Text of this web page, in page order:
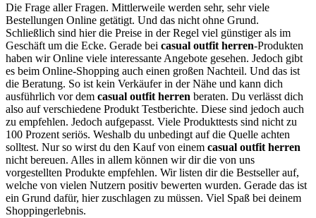
Die Frage aller Fragen. Mittlerweile werden sehr, sehr viele
Bestellungen Online getätigt. Und das nicht ohne Grund.
Schließlich sind hier die Preise in der Regel viel günstiger als im
Geschäft um die Ecke. Gerade bei casual outfit herren-Produkten
haben wir Online viele interessante Angebote gesehen. Jedoch gibt
es beim Online-Shopping auch einen großen Nachteil. Und das ist
die Beratung. So ist kein Verkäufer in der Nähe und kann dich
ausführlich vor dem casual outfit herren beraten. Du verlässt dich
also auf verschiedene Produkt Testberichte. Diese sind jedoch auch
zu empfehlen. Jedoch aufgepasst. Viele Produkttests sind nicht zu
100 Prozent seriös. Weshalb du unbedingt auf die Quelle achten
solltest. Nur so wirst du den Kauf von einem casual outfit herren
nicht bereuen. Alles in allem können wir dir die von uns
vorgestellten Produkte empfehlen. Wir listen dir die Bestseller auf,
welche von vielen Nutzern positiv bewerten wurden. Gerade das ist
ein Grund dafür, hier zuschlagen zu müssen. Viel Spaß bei deinem
Shoppingerlebnis.